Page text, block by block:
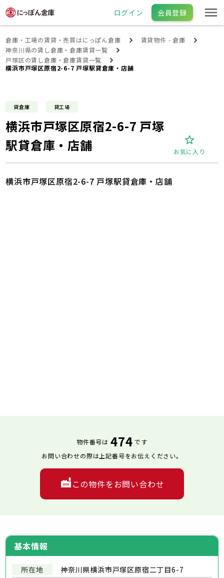
ログイン 会員登録
倉庫・工場の賃貸・売買はにっぽん倉庫
賃貸物件 - 倉庫
神奈川県の賃し倉庫・倉庫賃貸一覧
戸塚区の賃し倉庫・倉庫賃貸一覧
横浜市戸塚区原宿2-6-7 戸塚駅貸倉庫・店舗
貸倉庫 貸工場
横浜市戸塚区原宿2-6-7 戸塚
駅貸倉庫・店舗
お気に入り
基本情報
所在地 神奈川県横浜市戸塚区原宿二丁目6-7
横浜市戸塚区原宿2-6-7 戸塚駅貸倉庫・店舗
物件番号は 474 です
お問い合わせの際は上記番号をお伝えください。
この物件をお問い合わせ